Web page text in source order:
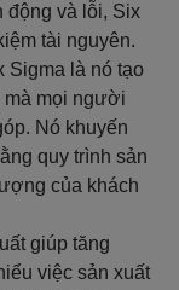
động và lỗi, Six
tài nguyên.
Sigma là nó tạo
mà mọi người
Nó khuyến
quy trình sản
của khách
giúp tăng
việc sản xuất